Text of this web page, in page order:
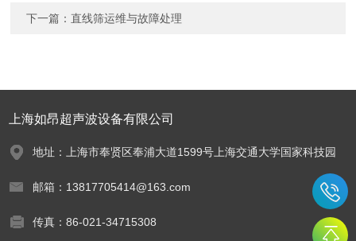
下一篇：直线筛运维与故障处理
上海如昂超声波设备有限公司
地址：上海市奉贤区奉浦大道1599号上海交通大学国家科技园
邮箱：13817705414@163.com
传真：86-021-34715308